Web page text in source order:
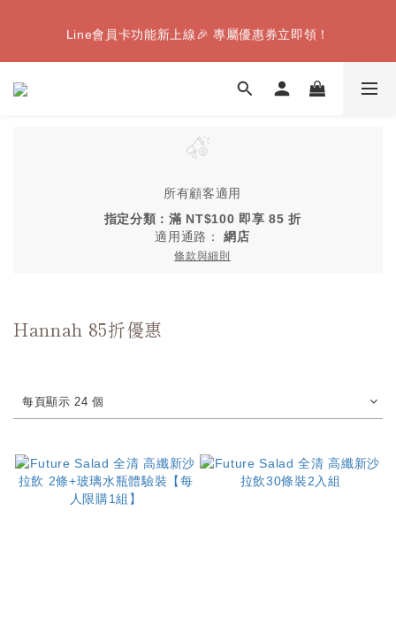
完為止）
Line會員卡功能新上線🎉 專屬優惠券立即領！
【8月限定】全家取件｜滿千送Famiice霜淇淋（數量有限，送
所有顧客適用
指定分類：滿 NT$100 即享 85 折
適用通路：網店
條款與細則
Hannah 85折優惠
每頁顯示 24 個